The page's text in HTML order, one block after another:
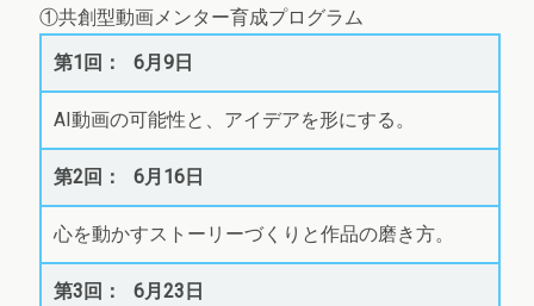
①共創型動画メンター育成プログラム
6月9日
AI動画の可能性と、アイデアを形にする。
6月16日
心を動かすストーリーづくりと作品の磨き方。
6月23日